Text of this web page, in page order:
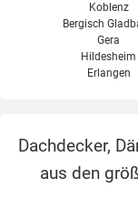
Koblenz
Bergisch
Gera
Hildesheim
Erlangen
Dachdecker,
aus den